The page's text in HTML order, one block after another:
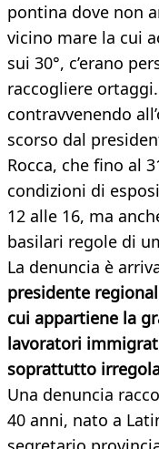
pontina dove non
vicino mare la cui
sui 30°, c’erano
raccogliere
contravvenendo
scorso dal
Rocca, che fino al
condizioni di
12 alle 16, ma
basilari regole di
La denuncia è
presidente
cui appartiene la
lavoratori
soprattutto
Una denuncia
40 anni, nato a